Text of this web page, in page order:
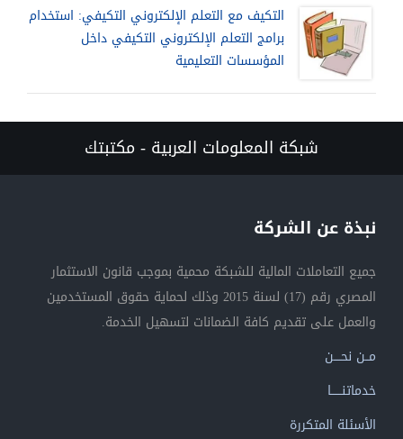
التكيف مع التعلم الإلكتروني التكيفي: استخدام
برامج التعلم الإلكتروني التكيفي داخل
المؤسسات التعليمية
شبكة المعلومات العربية - مكتبتك
نبذة عن الشركة
جميع التعاملات المالية للشبكة محمية بموجب قانون الاستثمار
المصري رقم (17) لسنة 2015 وذلك لحماية حقوق المستخدمين
والعمل على تقديم كافة الضمانات لتسهيل الخدمة.
مــن نحــــن
خدماتنــــــا
الأسئلة المتكررة